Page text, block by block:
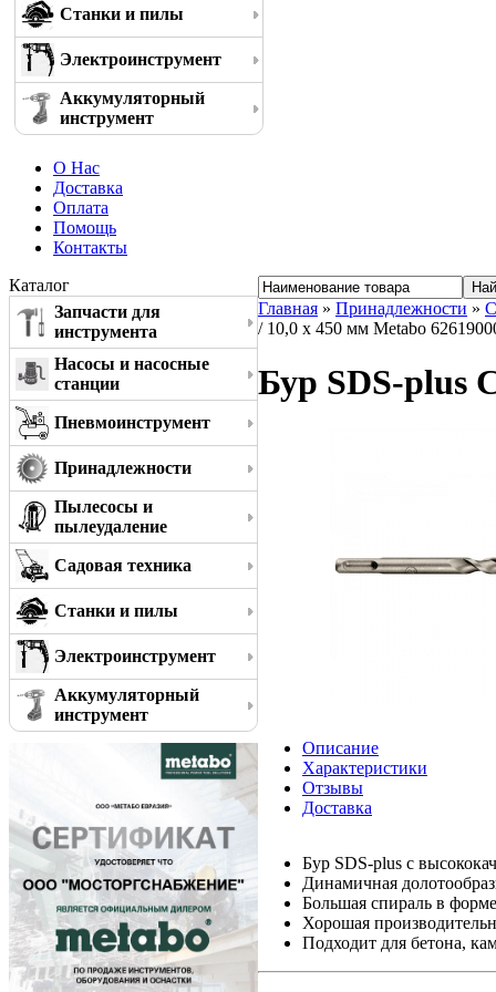
Станки и пилы
Электроинструмент
Аккумуляторный
инструмент
О Нас
Доставка
Оплата
Помощь
Контакты
Каталог
Запчасти для
инструмента
Насосы и насосные
станции
Пневмоинструмент
Принадлежности
Пылесосы и
пылеудаление
Садовая техника
Станки и пилы
Электроинструмент
Аккумуляторный
инструмент
Главная » Принадлежности »
/ 10,0 x 450 мм Metabo
Бур SDS-plus
Описание
Характеристики
Отзывы
Доставка
Бур SDS-plus с
Динамичная
Большая спираль в
Хорошая
Подходит для бетона,